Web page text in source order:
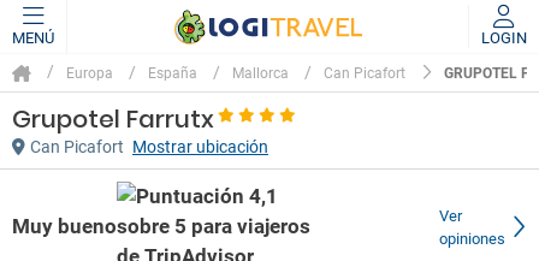
MENÚ LOGIN
Europa España Mallorca Can Picafort GRUPOTEL
Grupotel Farrutx
Can Picafort Mostrar ubicación
Muy bueno
Ver
opiniones